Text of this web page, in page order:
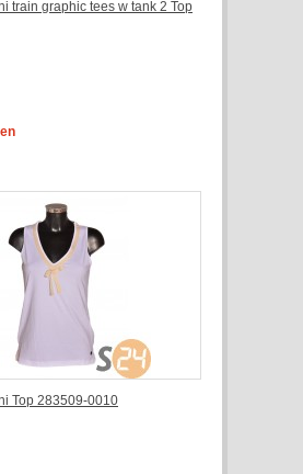
train graphic tees w tank 2 Top
Top 283509-0010